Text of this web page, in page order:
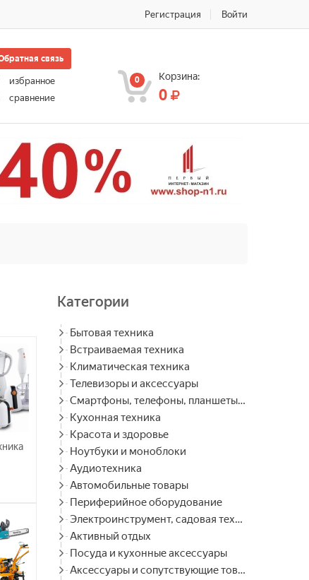
Регистрация Войти
связь
избранное
сравнение
0 Корзина:
0
Категории
Бытовая техника
Встраиваемая техника
Климатическая техника
Телевизоры и аксессуары
Смартфоны, телефоны, планшеты, часы
Кухонная техника
Красота и здоровье
Ноутбуки и моноблоки
Аудиотехника
Автомобильные товары
Периферийное оборудование
Электроинструмент, садовая техника
Активный отдых
Посуда и кухонные аксессуары
Аксессуары и сопутствующие товары